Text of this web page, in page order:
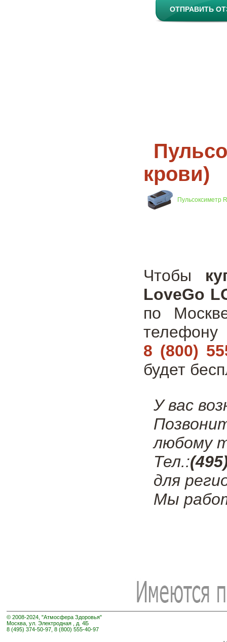
ОТПРАВИТЬ
крови)
Пульсоксиметр
Чтобы
LoveGo
по
8 (800)
будет
У вас
любому
Тел.:
для
Мы
© 2008-2024, "Атмосфера Здоровья"
Москва, ул. Электродная , д. 4Б
8 (495) 374-50-97, 8 (800) 555-40-97